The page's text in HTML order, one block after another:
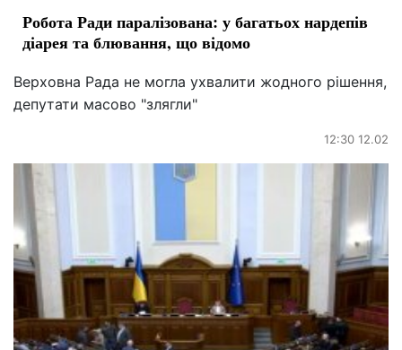
Робота Ради паралізована: у багатьох нардепів
діарея та блювання, що відомо
Верховна Рада не могла ухвалити жодного рішення,
депутати масово "злягли"
12:30 12.02